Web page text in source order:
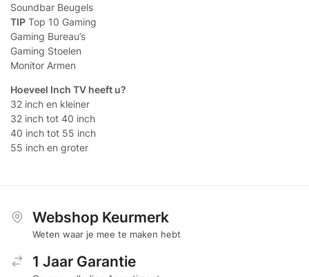
Soundbar Beugels
TIP Top 10 Gaming
Gaming Bureau’s
Gaming Stoelen
Monitor Armen
Hoeveel Inch TV heeft u?
32 inch en kleiner
32 inch tot 40 inch
40 inch tot 55 inch
55 inch en groter
Webshop Keurmerk
Weten waar je mee te maken hebt
1 Jaar Garantie